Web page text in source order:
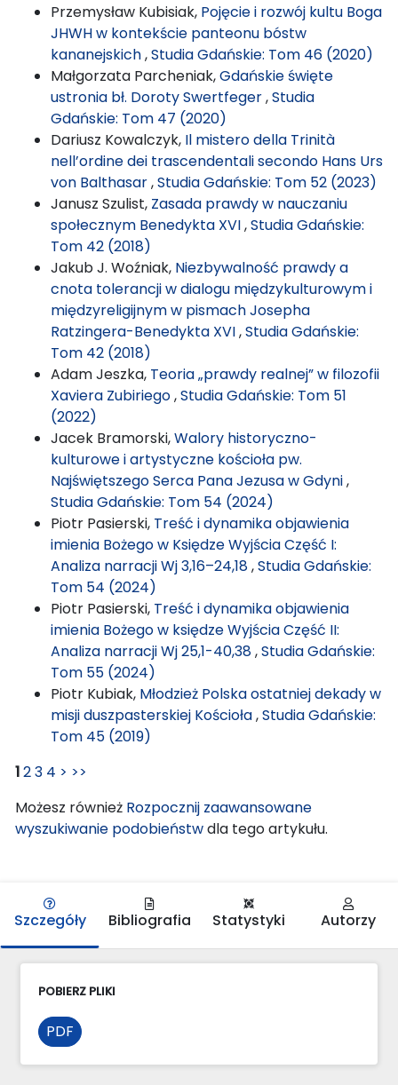
Przemysław Kubisiak, Pojęcie i rozwój kultu Boga
JHWH w kontekście panteonu bóstw
kananejskich,Studia Gdańskie: Tom 46 (2020)
Małgorzata Parcheniak,Gdańskie święte
ustronia bł. Doroty Swertfeger,Studia
Gdańskie: Tom 47 (2020)
Dariusz Kowalczyk, Il mistero della Trinità
nell’ordine dei trascendentali secondo Hans Urs
von Balthasar,Studia Gdańskie: Tom 52 (2023)
Janusz Szulist, Zasada prawdy w nauczaniu
społecznym Benedykta XVI,Studia Gdańskie:
Tom 42 (2018)
Jakub J. Woźniak, Niezbywalność prawdy a
cnota tolerancji w dialogu międzykulturowym i
międzyreligijnym w pismach Josepha
Ratzingera-Benedykta XVI,Studia Gdańskie:
Tom 42 (2018)
Adam Jeszka, Teoria „prawdy realnej” w filozofii
Xaviera Zubiriego,Studia Gdańskie: Tom 51
(2022)
Jacek Bramorski,Walory historyczno-
kulturowe i artystyczne kościoła pw.
Najświętszego Serca Pana Jezusa w Gdyni,
Studia Gdańskie: Tom 54 (2024)
Piotr Pasierski, Treść i dynamika objawienia
imienia Bożego w Księdze Wyjścia Część I:
Analiza narracji Wj 3,16–24,18,Studia Gdańskie:
Tom 54 (2024)
Piotr Pasierski, Treść i dynamika objawienia
imienia Bożego w księdze Wyjścia Część II:
Analiza narracji Wj 25,1-40,38,Studia Gdańskie:
Tom 55 (2024)
Piotr Kubiak, Młodzież Polska ostatniej dekady w
misji duszpasterskiej Kościoła,Studia Gdańskie:
Tom 45 (2019)
123 4 > >>
Możesz również Rozpocznij zaawansowane
wyszukiwanie podobieństwdla tego artykułu.
Szczegóły Bibliografia Statystyki Autorzy
POBIERZ PLIKI
PDF